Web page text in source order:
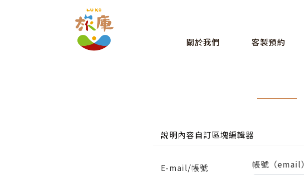
關於我們 客製預約
說明內容自訂區塊編輯器
E-mail/帳號 帳號（email）